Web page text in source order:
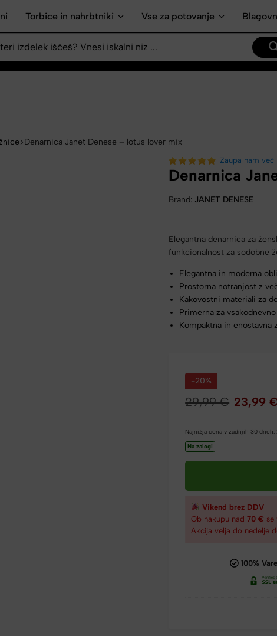
Torbice in nahrbtniki Vse za potovanje
Denarnica Janet Denese – lotus lover mix
Zaupa nam
Denarnica
Brand: JANET DENESE
Elegantna denarnica za
funkcionalnost za sodobne
Elegantna in moderna
Prostorna notranjost z
Kakovostni materiali za
Primerna za
Kompaktna in enostavna
-20%
29,99€ 23,99
Najnižja cena v zadnjih 30 dneh:
Na zalogi
Vikend brez DDV
Ob nakupu nad70 € se
Akcija velja do nedelje
100%